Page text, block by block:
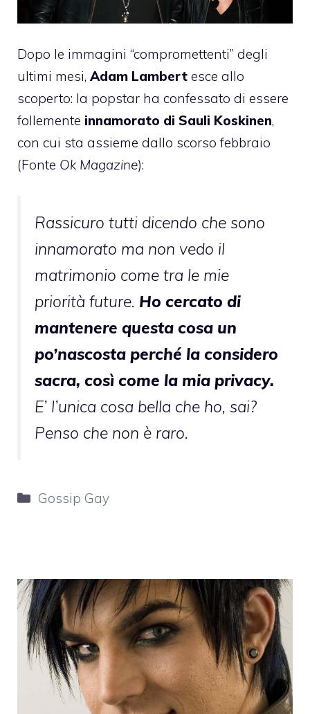
Dopo le immagini “compromettenti” degli
ultimi mesi, Adam Lambert esce allo
scoperto: la popstar ha confessato di essere
follemente innamorato di Sauli Koskinen,
con cui sta assieme dallo scorso febbraio
(Fonte Ok Magazine):
Rassicuro tutti dicendo che sono
innamorato ma non vedo il
matrimonio come tra le mie
priorità future. Ho cercato di
mantenere questa cosa un
po’nascosta perché la considero
sacra, così come la mia privacy.
E’ l’unica cosa bella che ho, sai?
Penso che non è raro.
Categorie
Gossip Gay